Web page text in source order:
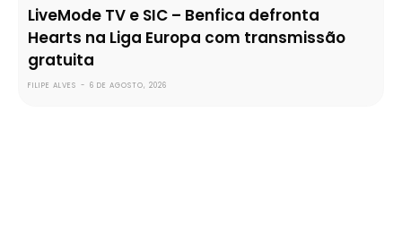
LiveMode TV e SIC – Benfica defronta
Hearts na Liga Europa com transmissão
gratuita
FILIPE ALVES - 6 DE AGOSTO, 2026